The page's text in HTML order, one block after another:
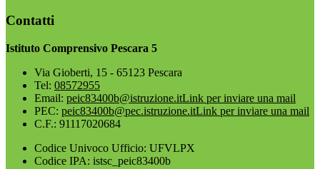
Contatti
Istituto Comprensivo Pescara 5
Via Gioberti, 15 - 65123 Pescara
Tel: 08572955
Email: peic83400b@istruzione.itLink per inviare una mail
PEC: peic83400b@pec.istruzione.itLink per inviare una mail
C.F.: 91117020684
Codice Univoco Ufficio: UFVLPX
Codice IPA: istsc_peic83400b